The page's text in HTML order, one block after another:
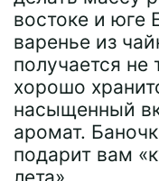
востоке и юге
варенье из
получается не
хорошо
насыщенный
аромат.
подарит вам